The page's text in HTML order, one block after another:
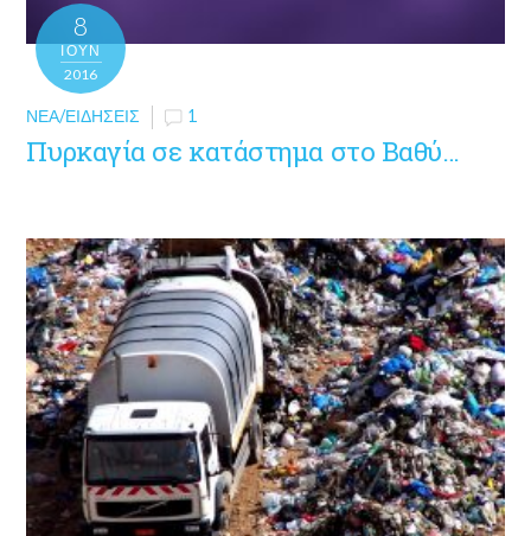
8
ΙΟΎΝ
2016
ΝΈΑ/ΕΙΔΉΣΕΙΣ 1
Πυρκαγία σε κατάστημα στο Βαθύ…